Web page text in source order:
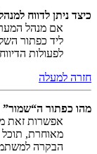
כיצד ניתן לדווח
אם מנהל
ליד כפתור
לפעולות
חזרה למעלה
מהו כפתור
אפשרות זאת
מאוחרת, תוכל
הבקרה